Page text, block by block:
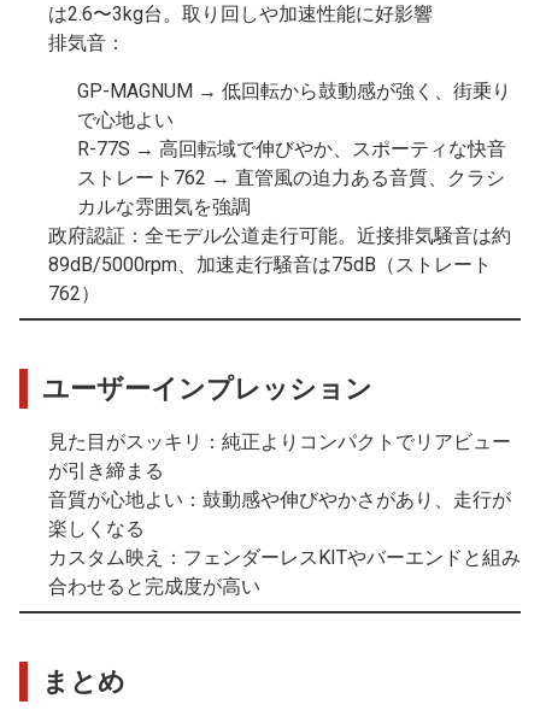
は2.6〜3kg台。取り回しや加速性能に好影響
排気音 ：
GP-MAGNUM → 低回転から鼓動感が強く、街乗り
で心地よい
R-77S → 高回転域で伸びやか、スポーティな快音
ストレート762 → 直管風の迫力ある音質、クラシ
カルな雰囲気を強調
政府認証 ：全モデル公道走行可能。近接排気騒音は約
89dB/5000rpm、加速走行騒音は75dB（ストレート
762）
ユーザーインプレッション
見た目がスッキリ ：純正よりコンパクトでリアビュー
が引き締まる
音質が心地よい ：鼓動感や伸びやかさがあり、走行が
楽しくなる
カスタム映え
：フェンダーレスKITやバーエンドと組み
合わせると完成度が高い
まとめ